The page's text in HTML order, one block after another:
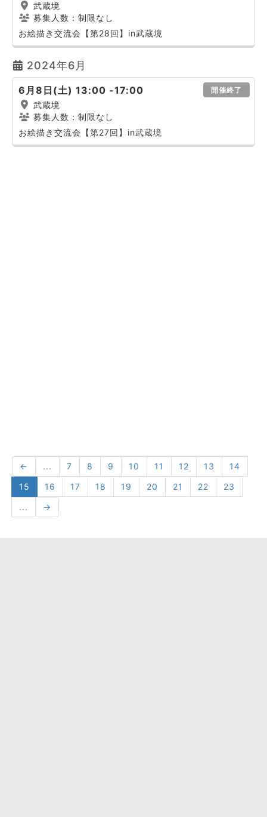
武蔵境
募集人数：制限なし
お絵描き交流会【第28回】in武蔵境
2024年6月
6月8日(土) 13:00 -17:00 開催終了
武蔵境
募集人数：制限なし
お絵描き交流会【第27回】in武蔵境
← ... 7 8 9 10 11 12 13
14
15
16 17 18 19 20 21 22
23
...
→